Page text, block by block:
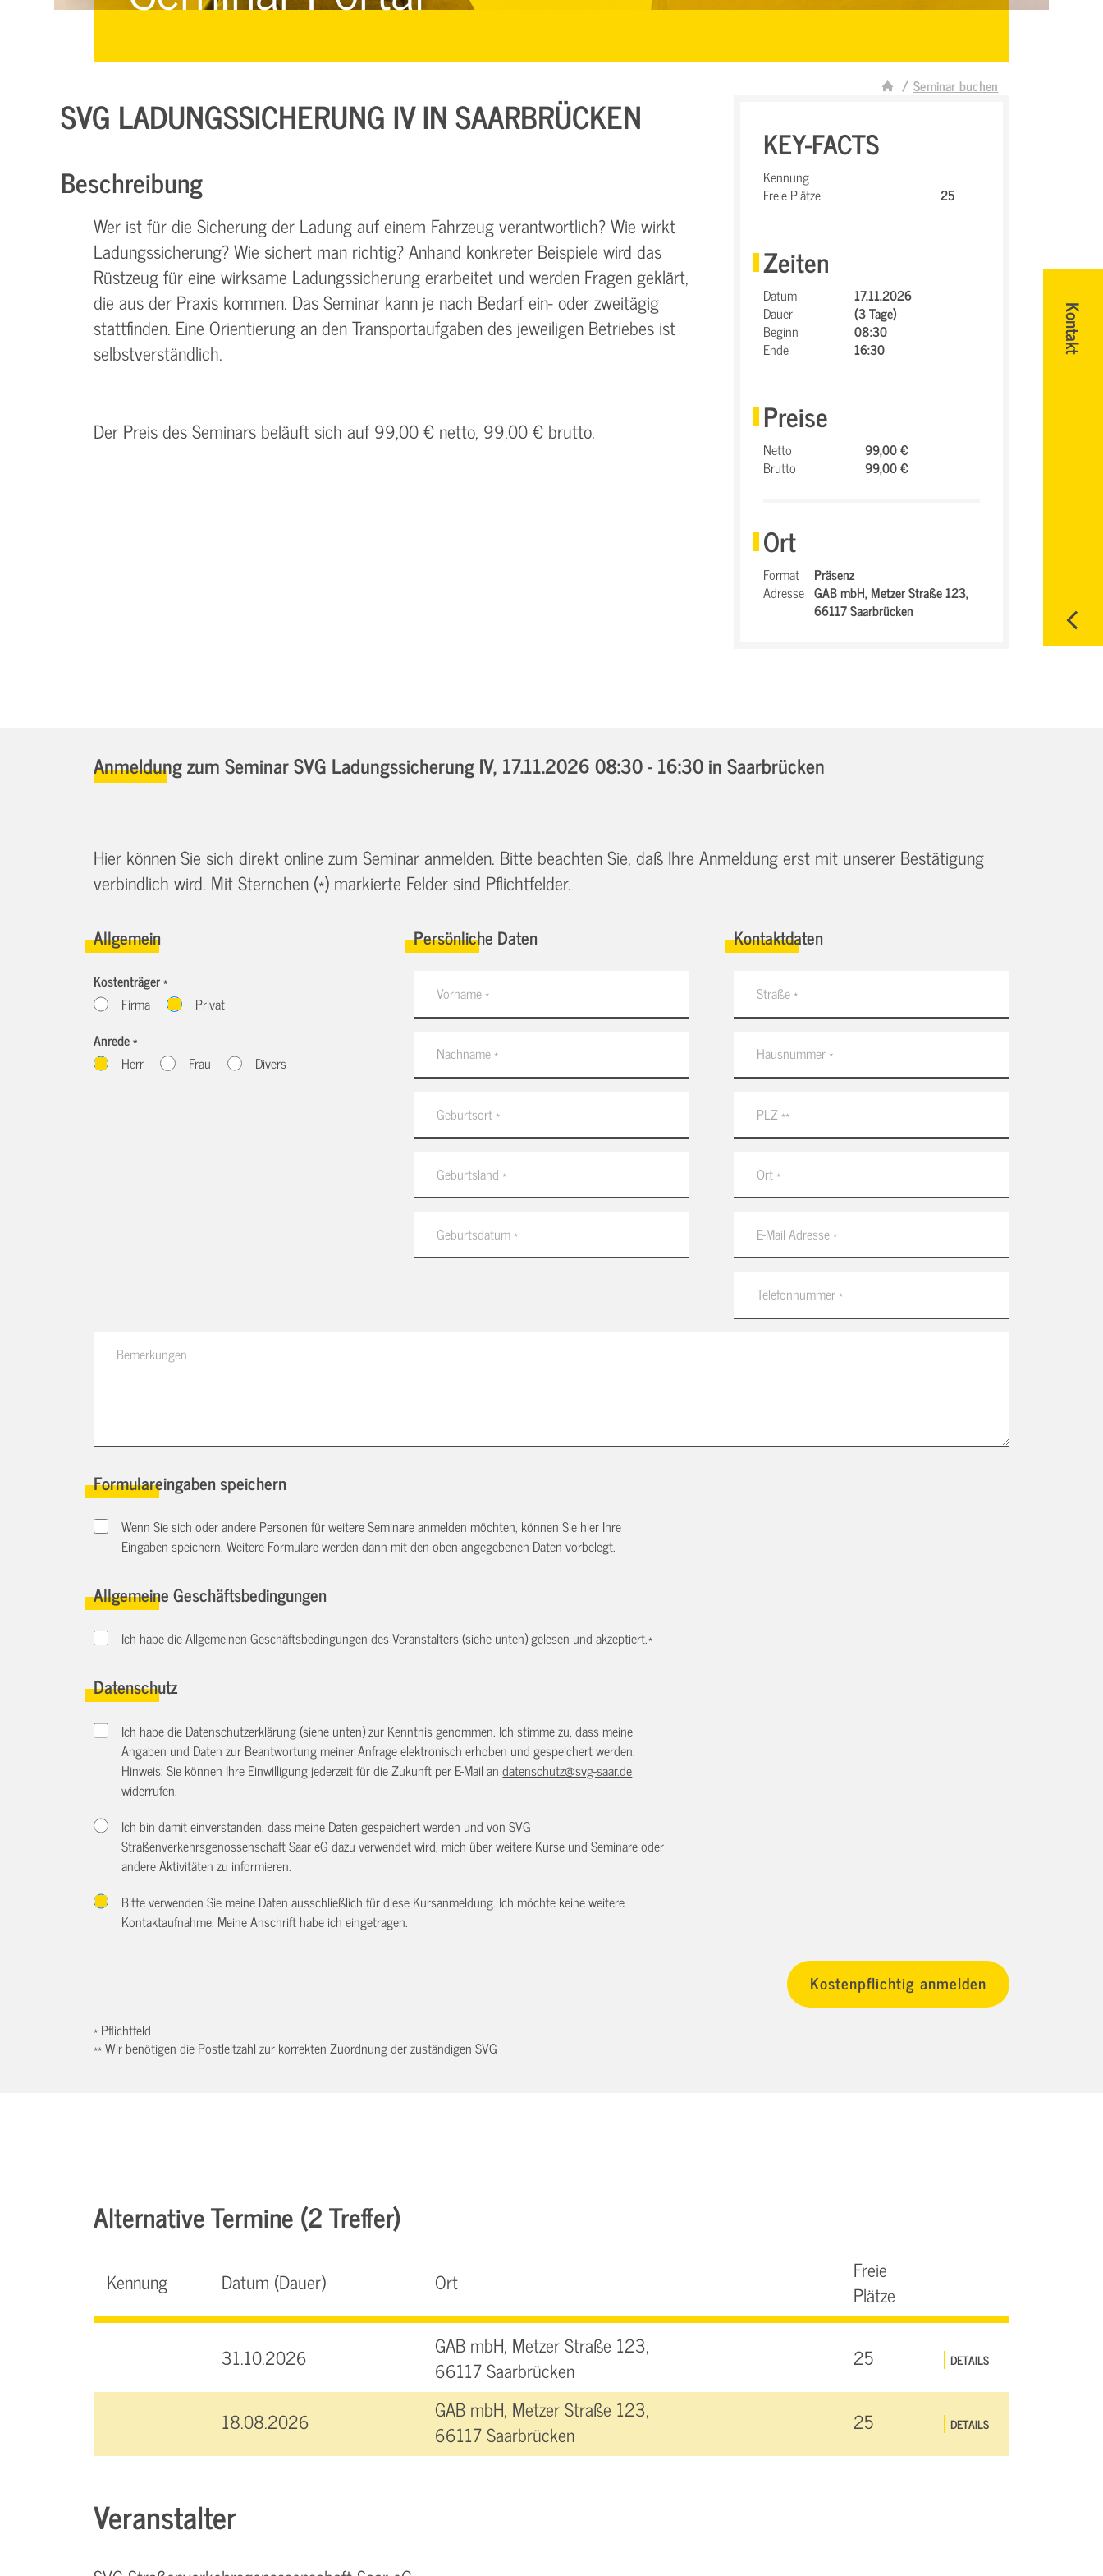
Seminar buchen
Kontakt
SVG LADUNGSSICHERUNG IV IN SAARBRÜCKEN
Beschreibung
Wer ist für die Sicherung der Ladung auf einem Fahrzeug verantwortlich? Wie wirkt
Ladungssicherung? Wie sichert man richtig? Anhand konkreter Beispiele wird das
Rüstzeug für eine wirksame Ladungssicherung erarbeitet und werden Fragen geklärt,
die aus der Praxis kommen. Das Seminar kann je nach Bedarf ein- oder zweitägig
stattfinden. Eine Orientierung an den Transportaufgaben des jeweiligen Betriebes ist
selbstverständlich.
Der Preis des Seminars beläuft sich auf 99,00 € netto, 99,00 € brutto.
KEY-FACTS
Kennung
Freie Plätze
25
Zeiten
Datum
17.11.2026
Dauer
(3 Tage)
Beginn
08:30
Ende
16:30
Preise
Netto
99,00 €
Brutto
99,00 €
Ort
Format
Präsenz
Adresse GAB mbH,Metzer Straße 123,
66117 Saarbrücken
Anmeldung zum Seminar SVG Ladungssicherung IV, 17.11.2026 08:30 - 16:30in Saarbrücken
Hier können Sie sich direkt online zum Seminar anmelden. Bitte beachten Sie, daß Ihre Anmeldung erst mit unserer Bestätigung
verbindlich wird. Mit Sternchen (*) markierte Felder sind Pflichtfelder.
Allgemein
Kostenträger *
Firma
Privat
Anrede *
Herr
Frau Divers
Persönliche Daten Kontaktdaten
Formulareingaben speichern
Wenn Sie sich oder andere Personen für weitere Seminare anmelden möchten, können Sie hier Ihre
Eingaben speichern. Weitere Formulare werden dann mit den oben angegebenen Daten vorbelegt.
Allgemeine Geschäftsbedingungen
Ich habe die Allgemeinen Geschäftsbedingungen des Veranstalters (siehe unten) gelesen und akzeptiert.*
Datenschutz
Ich habe die Datenschutzerklärung (siehe unten) zur Kenntnis genommen. Ich stimme zu, dass meine
Angaben und Daten zur Beantwortung meiner Anfrage elektronisch erhoben und gespeichert werden.
Hinweis: Sie können Ihre Einwilligung jederzeit für die Zukunft per E-Mail andatenschutz@svg-saar.de
widerrufen.
Ich bin damit einverstanden, dass meine Daten gespeichert werden und von SVG
Straßenverkehrsgenossenschaft Saar eG dazu verwendet wird, mich über weitere Kurse und Seminare oder
andere Aktivitäten zu informieren.
Bitte verwenden Sie meine Daten ausschließlich für diese Kursanmeldung. Ich möchte keine weitere
Kontaktaufnahme. Meine Anschrift habe ich eingetragen.
* Pflichtfeld
** Wir benötigen die Postleitzahl zur korrekten Zuordnung der zuständigen SVG
Alternative Termine (2 Treffer)
Kennung Datum (Dauer) Ort
Freie
Plätze
31.10.2026
GAB mbH, Metzer Straße 123,
66117 Saarbrücken
25 DETAILS
18.08.2026
GAB mbH, Metzer Straße 123,
66117 Saarbrücken
25 DETAILS
Veranstalter